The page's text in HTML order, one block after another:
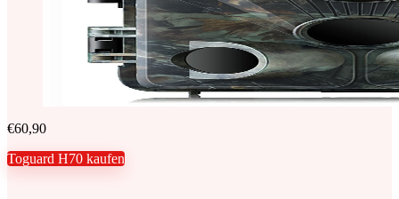
€60,90
Toguard H70 kaufen